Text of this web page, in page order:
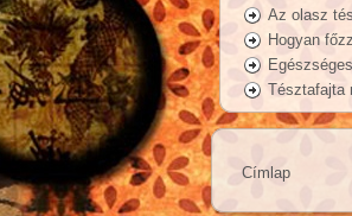
Az olasz
Hogyan
Tésztafajta
Címlap